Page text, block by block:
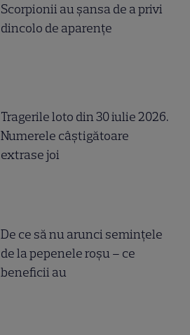
Scorpionii au șansa de a privi
dincolo de aparențe
Tragerile loto din 30 iulie 2026.
Numerele câştigătoare
extrase joi
De ce să nu arunci semințele
de la pepenele roșu – ce
beneficii au